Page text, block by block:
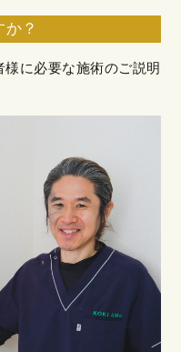
？
に必要な施術のご説明